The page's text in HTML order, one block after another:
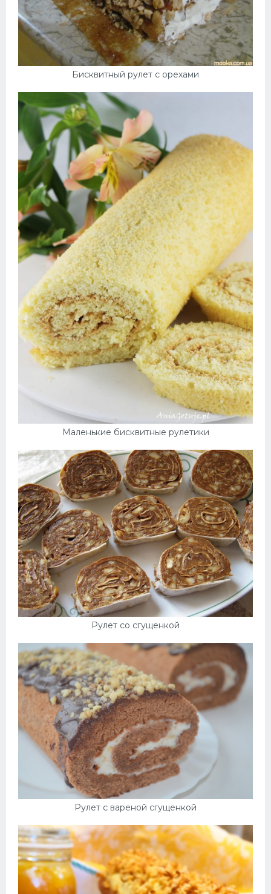
Бисквитный рулет с орехами
Маленькие бисквитные рулетики
Рулет со сгущенкой
Рулет с вареной сгущенкой